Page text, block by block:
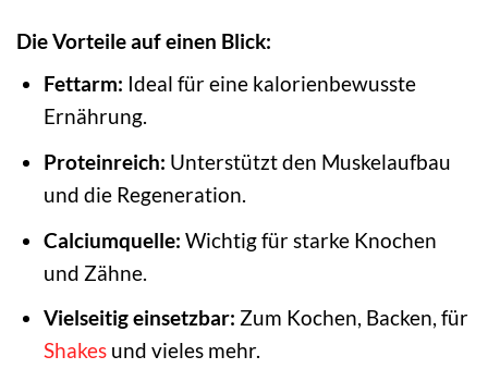
Die Vorteile auf einen Blick:
Fettarm: Ideal für eine kalorienbewusste
Ernährung.
Proteinreich: Unterstützt den Muskelaufbau
und die Regeneration.
Calciumquelle: Wichtig für starke Knochen
und Zähne.
Vielseitig einsetzbar: Zum Kochen, Backen, für
Shakesund vieles mehr.